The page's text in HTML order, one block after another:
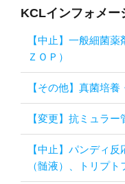
KCLインフォメー
【中止】一般細菌
ＺＯＰ）
【その他】真菌培養
【変更】抗ミュラー
【中止】パンディ
（髄液）、トリプト